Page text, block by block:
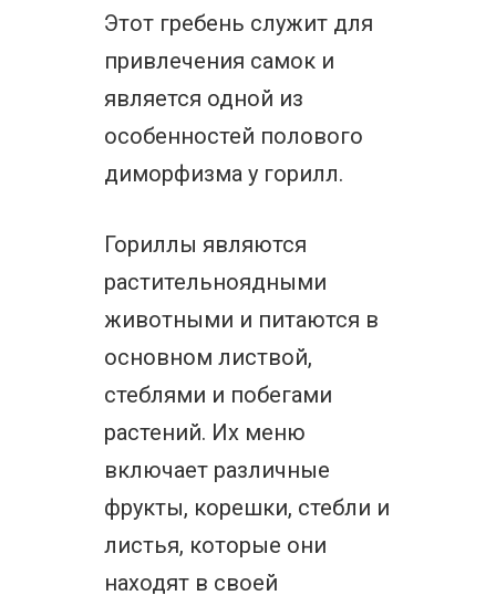
Этот гребень служит для
привлечения самок и
является одной из
особенностей полового
диморфизма у горилл.
Гориллы являются
растительноядными
животными и питаются в
основном листвой,
стеблями и побегами
растений. Их меню
включает различные
фрукты, корешки, стебли и
листья, которые они
находят в своей